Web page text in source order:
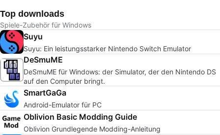
Top downloads
Spiele-Zubehör für Windows
Suyu
Suyu: Ein leistungsstarker Nintendo Switch Emulator
DeSmuME
DeSmuME für Windows: der Simulator, der den Nintendo DS
auf den Computer bringt.
SmartGaGa
Android-Emulator für PC
Oblivion Basic Modding Guide
Oblivion Grundlegende Modding-Anleitung